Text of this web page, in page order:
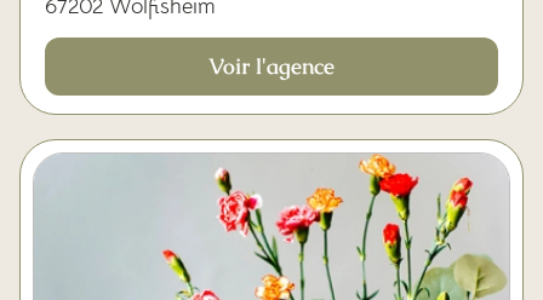
67202 Wolfisheim
Voir l'agence